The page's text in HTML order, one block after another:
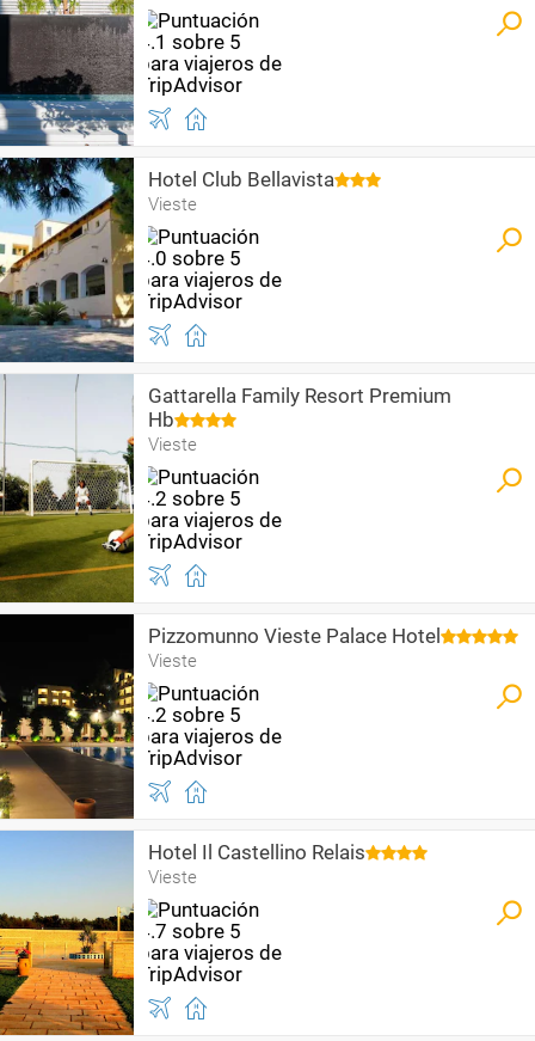
Hotel Club Bellavista
Vieste
Gattarella Family Resort Premium
Hb
Vieste
Pizzomunno Vieste Palace Hotel
Vieste
Hotel Il Castellino Relais
Vieste